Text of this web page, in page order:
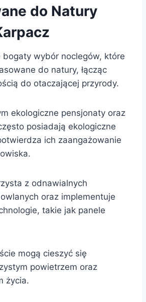
do Natury
bogaty wybór noclegów, które
do natury, łącząc
do otaczającej przyrody.
ekologiczne pensjonaty oraz
posiadają ekologiczne
ich zaangażowanie
z odnawialnych
oraz implementuje
takie jak panele
mogą cieszyć się
powietrzem oraz
życia.